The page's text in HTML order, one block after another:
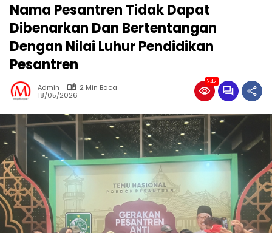
Nama Pesantren Tidak Dapat
Dibenarkan Dan Bertentangan
Dengan Nilai Luhur Pendidikan
Pesantren
Admin
2 Min Baca
18/05/2026
242